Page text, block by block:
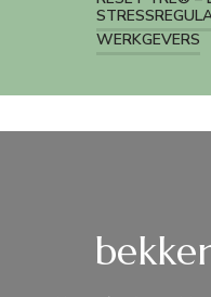
WERKGEVERS